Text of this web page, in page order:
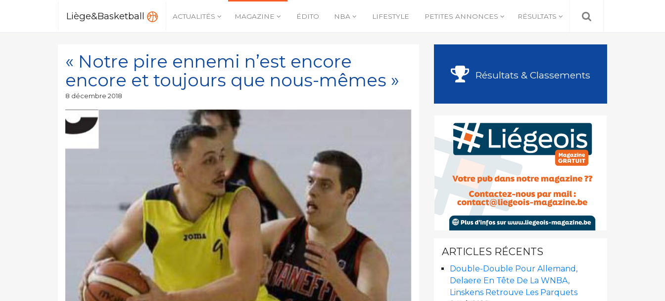
Liège&Basketball ACTUALITÉS MAGAZINE ÉDITO NBA LIFESTYLE PETITES ANNONCES RÉSULTATS
« Notre pire ennemi n’est encore
encore et toujours que nous-mêmes »
Publié
8 décembre 2018
Résultats & Classements
ARTICLES RÉCENTS
Double-Double Pour Allemand,
Delaere En Tête De La WNBA,
Linskens Retrouve Les Parquets